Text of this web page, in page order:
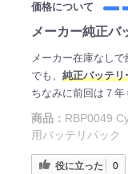
価格について
メーカー純正バ
メーカー在庫なしで
でも、 純正バッテリ
ちなみに前回は７年
商品： RBP0049
用バッテリパック
役に立った 0